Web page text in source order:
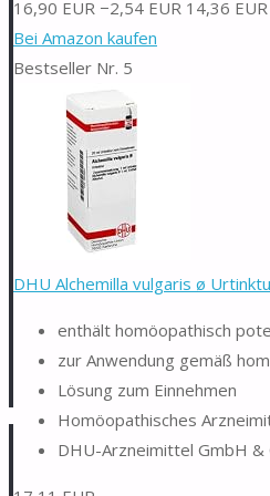
16,90 EUR −2,54 EUR 14,36 EUR
Bei Amazon kaufen
Bestseller Nr. 5
DHU Alchemilla vulgaris ø
enthält homöopathisch
zur Anwendung gemäß
Lösung zum Einnehmen
Homöopathisches
DHU-Arzneimittel GmbH &